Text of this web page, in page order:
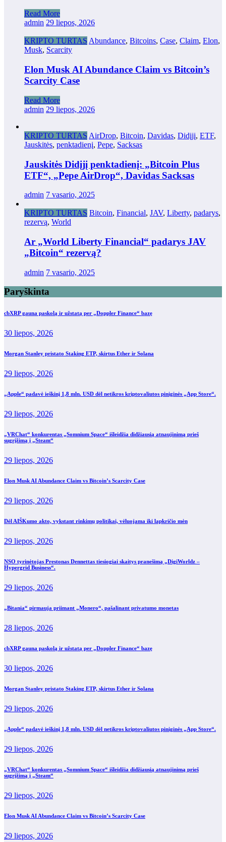
Read More
admin 29 liepos, 2026
KRIPTO TURTAS Abundance, Bitcoins, Case, Claim, Elon,
Musk, Scarcity
Elon Musk AI Abundance Claim vs Bitcoin’s
Scarcity Case
Read More
admin 29 liepos, 2026
KRIPTO TURTAS AirDrop, Bitcoin, Davidas, Didįjį, ETF,
Jauskitės, penktadienį, Pepe, Sacksas
Jauskitės Didįjį penktadienį: „Bitcoin Plus
ETF“, „Pepe AirDrop“, Davidas Sacksas
admin 7 vasario, 2025
KRIPTO TURTAS Bitcoin, Financial, JAV, Liberty, padarys,
rezervą, World
Ar „World Liberty Financial“ padarys JAV
„Bitcoin“ rezervą?
admin 7 vasario, 2025
Paryškinta
cbXRP gauna paskolą ir užstatą per „Doppler Finance“ bazę
30 liepos, 2026
Morgan Stanley pristato Staking ETP, skirtus Ether ir Solana
29 liepos, 2026
„Apple“ padavė ieškinį 1,8 mln. USD dėl netikros kriptovaliutos piniginės „App Store“.
29 liepos, 2026
„VRChat“ konkurentas „Somnium Space“ išleidžia didžiausią atnaujinimą prieš
sugrįžimą į „Steam“
29 liepos, 2026
Elon Musk AI Abundance Claim vs Bitcoin’s Scarcity Case
29 liepos, 2026
Dėl AIŠKumo akto, vykstant rinkimų politikai, vėluojama iki lapkričio mėn
29 liepos, 2026
NSO tyrinėtojas Prestonas Dennettas tiesiogiai skaitys pranešimą „DigiWorldz –
Hypergrid Business“.
29 liepos, 2026
„Bitania“ pirmauja priimant „Monero“, pašalinant privatumo monetas
28 liepos, 2026
cbXRP gauna paskolą ir užstatą per „Doppler Finance“ bazę
30 liepos, 2026
Morgan Stanley pristato Staking ETP, skirtus Ether ir Solana
29 liepos, 2026
„Apple“ padavė ieškinį 1,8 mln. USD dėl netikros kriptovaliutos piniginės „App Store“.
29 liepos, 2026
„VRChat“ konkurentas „Somnium Space“ išleidžia didžiausią atnaujinimą prieš
sugrįžimą į „Steam“
29 liepos, 2026
Elon Musk AI Abundance Claim vs Bitcoin’s Scarcity Case
29 liepos, 2026